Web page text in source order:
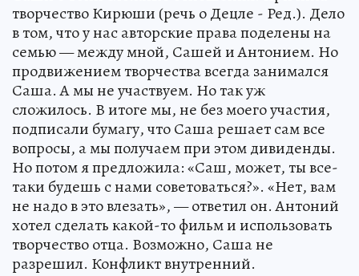
творчество Кирюши (речь о Децле - Ред.). Дело
в том, что у нас авторские права поделены на
семью — между мной, Сашей и Антонием. Но
продвижением творчества всегда занимался
Саша. А мы не участвуем. Но так уж
сложилось. В итоге мы, не без моего участия,
подписали бумагу, что Саша решает сам все
вопросы, а мы получаем при этом дивиденды.
Но потом я предложила: «Саш, может, ты все-
таки будешь с нами советоваться?». «Нет, вам
не надо в это влезать», — ответил он. Антоний
хотел сделать какой-то фильм и использовать
творчество отца. Возможно, Саша не
разрешил. Конфликт внутренний.